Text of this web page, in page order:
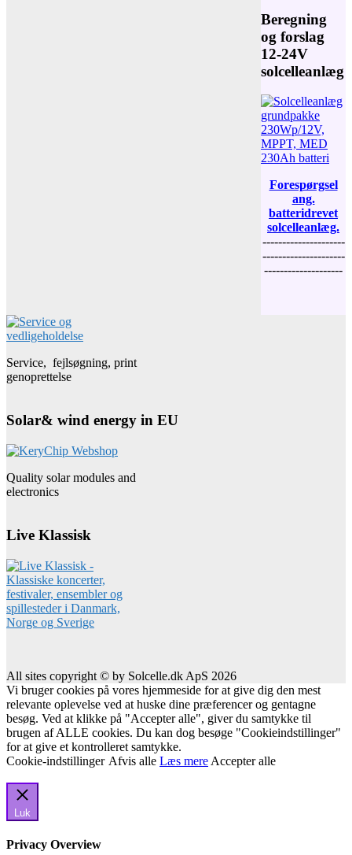
Beregning
og forslag
12-24V
solcelleanlæg
Forespørgsel
ang.
batteridrevet
solcelleanlæg.
---------------------
---------------------
--------------------
Service, fejlsøgning, print
genoprettelse
Solar& wind energy in EU
Quality solar modules and
electronics
Live Klassisk
All sites copyright © by Solcelle.dk ApS 2026
Vi bruger cookies på vores hjemmeside for at give dig den mest
relevante oplevelse ved at huske dine præferencer og gentagne
besøg. Ved at klikke på "Accepter alle", giver du samtykke til
brugen af ALLE cookies. Du kan dog besøge "Cookieindstillinger"
for at give et kontrolleret samtykke.
Cookie-indstillinger Afvis alle Læs mere Accepter alle
Luk
Privacy Overview